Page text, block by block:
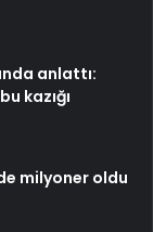
anlattı:
kazığı
milyoner oldu